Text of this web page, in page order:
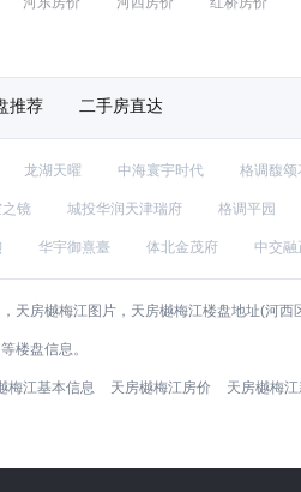
推荐 二手房直达
龙湖天曜 中海寰宇时代 格调馥颂
镜 城投华润天津瑞府 格调平园
华宇御熹臺 体北金茂府 中交融
天房樾梅江图片，天房樾梅江楼盘地址(河
楼盘信息。
梅江基本信息 天房樾梅江房价 天房樾梅江